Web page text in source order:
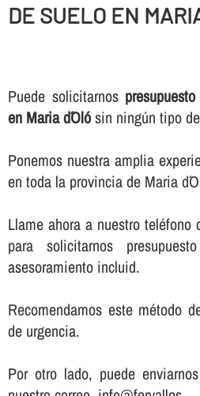
DE SUELO EN
Puede solicitarnos
en Maria d´Olósin ningún tipo
Ponemos nuestra amplia
en toda la provincia de Maria
Llame ahora a nuestro teléfono
para solicitarnos
asesoramiento incluid.
Recomendamos este método
de urgencia.
Por otro lado, puede